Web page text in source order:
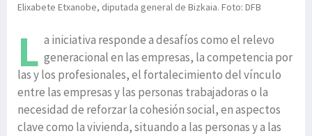
Elixabete Etxanobe, diputada general de Bizkaia. Foto: DFB
L a iniciativa responde a desafíos como el relevo
generacional en las empresas, la competencia por
las y los profesionales, el fortalecimiento del vínculo
entre las empresas y las personas trabajadoras o la
necesidad de reforzar la cohesión social, en aspectos
clave como la vivienda, situando a las personas y a las